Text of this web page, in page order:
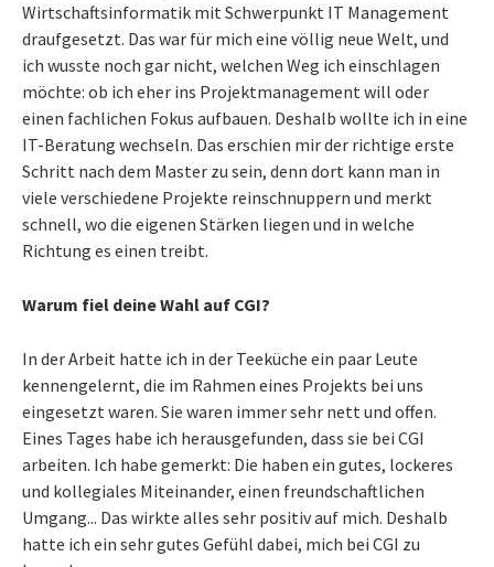
Wirtschaftsinformatik mit Schwerpunkt IT Management
draufgesetzt. Das war für mich eine völlig neue Welt, und
ich wusste noch gar nicht, welchen Weg ich einschlagen
möchte: ob ich eher ins Projektmanagement will oder
einen fachlichen Fokus aufbauen. Deshalb wollte ich in eine
IT-Beratung wechseln. Das erschien mir der richtige erste
Schritt nach dem Master zu sein, denn dort kann man in
viele verschiedene Projekte reinschnuppern und merkt
schnell, wo die eigenen Stärken liegen und in welche
Richtung es einen treibt.
Warum fiel deine Wahl auf CGI?
In der Arbeit hatte ich in der Teeküche ein paar Leute
kennengelernt, die im Rahmen eines Projekts bei uns
eingesetzt waren. Sie waren immer sehr nett und offen.
Eines Tages habe ich herausgefunden, dass sie bei CGI
arbeiten. Ich habe gemerkt: Die haben ein gutes, lockeres
und kollegiales Miteinander, einen freundschaftlichen
Umgang... Das wirkte alles sehr positiv auf mich. Deshalb
hatte ich ein sehr gutes Gefühl dabei, mich bei CGI zu